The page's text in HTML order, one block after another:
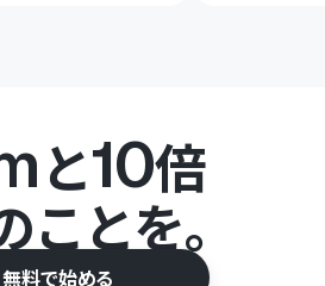
と10倍
ことを。
無料で始める